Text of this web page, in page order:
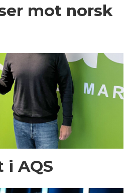
mot norsk
AQS